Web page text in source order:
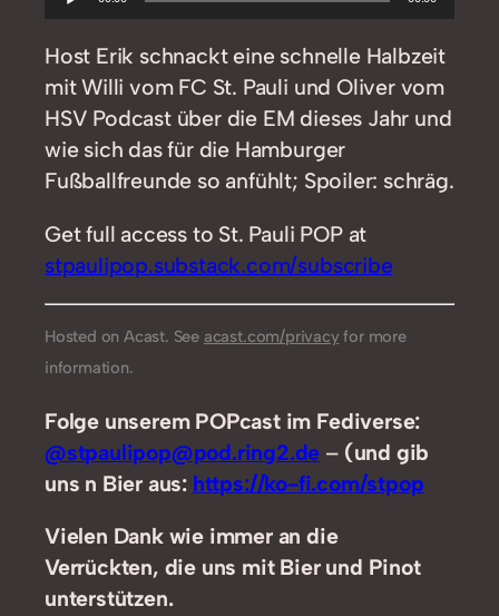
Player
Host Erik schnackt eine schnelle Halbzeit
mit Willi vom FC St. Pauli und Oliver vom
HSV Podcast über die EM dieses Jahr und
wie sich das für die Hamburger
Fußballfreunde so anfühlt; Spoiler: schräg.
Get full access to St. Pauli POP at
stpaulipop.substack.com/subscribe
Hosted on Acast. See acast.com/privacy for more
information.
Folge unserem POPcast im Fediverse:
@stpaulipop@pod.ring2.de – (und gib
uns n Bier aus: https://ko-fi.com/stpop
Vielen Dank wie immer an die
Verrückten, die uns mit Bier und Pinot
unterstützen.